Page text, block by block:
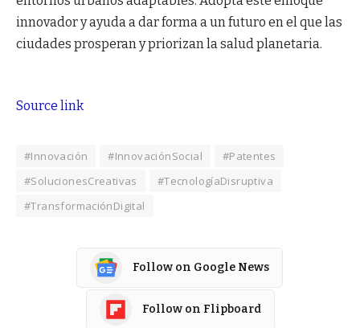
innovador y ayuda a dar forma a un futuro en el que las
ciudades prosperan y priorizan la salud planetaria.
Source link
#Innovación #InnovaciónSocial
#Patentes
#SolucionesCreativas
#TecnologíaDisruptiva
#TransformaciónDigital
Follow on Google News
Follow on Flipboard